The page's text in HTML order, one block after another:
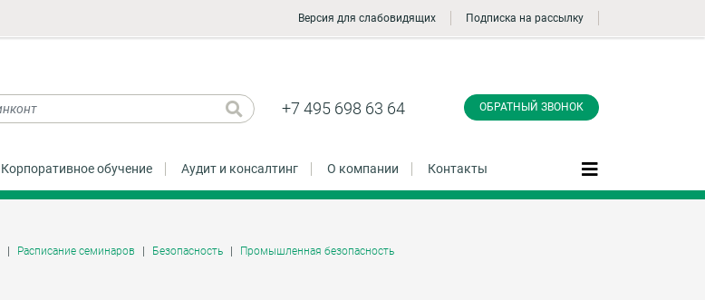
Версия для слабовидящих Подписка на рассылку
+7 495 698 63 64 ОБРАТНЫЙ ЗВОНОК
Корпоративное обучение Аудит и консалтинг О компании Контакты
Расписание семинаров Безопасность Промышленная безопасность
звонок